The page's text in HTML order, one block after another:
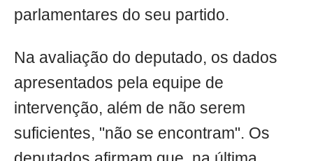
parlamentares do seu partido.
Na avaliação do deputado, os dados
apresentados pela equipe de
intervenção, além de não serem
suficientes, "não se encontram". Os